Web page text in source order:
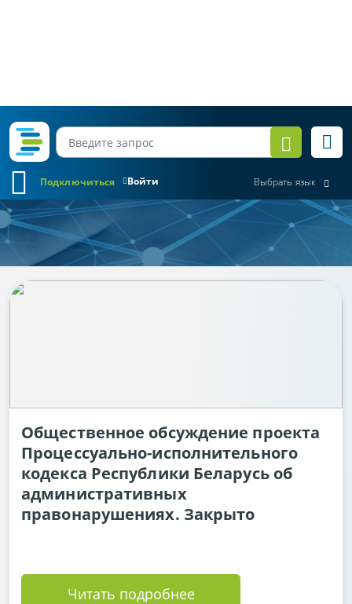
Обзор законодательства
Все месяцы
Общественное обсуждение проекта
Процессуально-исполнительного
кодекса Республики Беларусь об
административных
правонарушениях. Закрыто
Читать подробнее